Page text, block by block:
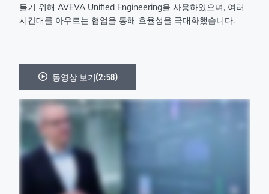
들기 위해 AVEVA Unified Engineering을 사용하였으며, 여러
시간대를 아우르는 협업을 통해 효율성을 극대화했습니다.
동영상 보기(2:58)